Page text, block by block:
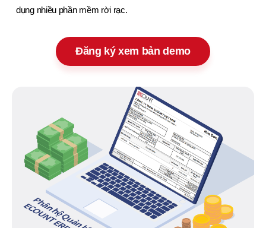
dụng nhiều phần mềm rời rạc.
Đăng ký xem bản demo